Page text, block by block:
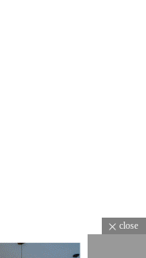
close